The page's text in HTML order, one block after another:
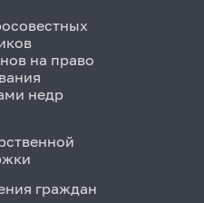
на право
недр
граждан